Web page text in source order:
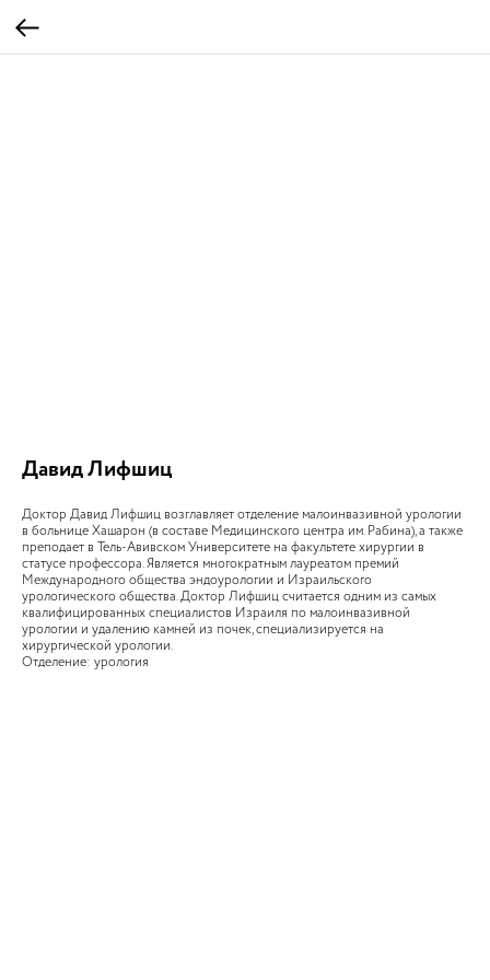
Давид Лифшиц
Доктор Давид Лифшиц возглавляет отделение малоинвазивной урологии
в больнице Хашарон (в составе Медицинского центра им. Рабина), а также
преподает в Тель-Авивском Университете на факультете хирургии в
статусе профессора. Является многократным лауреатом премий
Международного общества эндоурологии и Израильского
урологического общества. Доктор Лифшиц считается одним из самых
квалифицированных специалистов Израиля по малоинвазивной
урологии и удалению камней из почек, специализируется на
хирургической урологии.
Отделение: урология